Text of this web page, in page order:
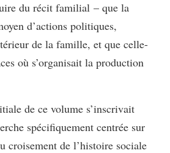
du récit familial – que la
d’actions politiques,
de la famille, et que celle-
où s’organisait la production
de ce volume s’inscrivait
spécifiquement centrée sur
croisement de l’histoire sociale